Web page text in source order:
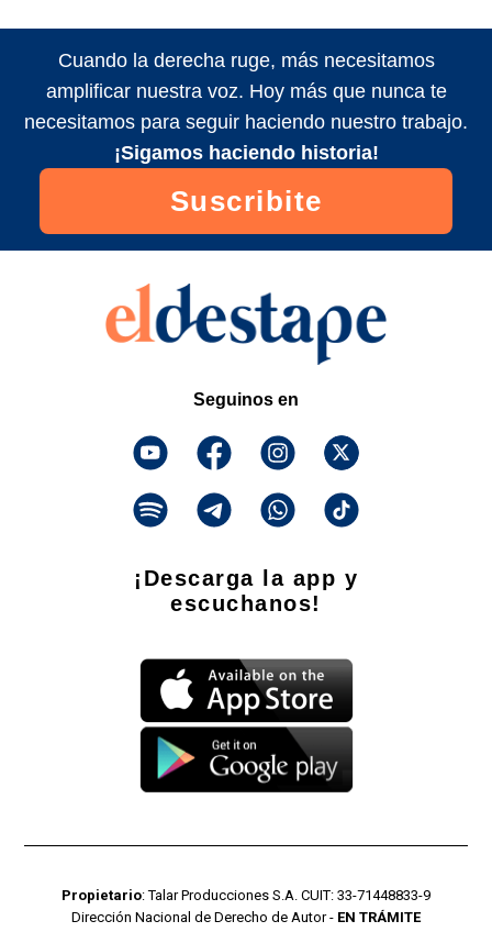
Cuando la derecha ruge, más necesitamos
amplificar nuestra voz. Hoy más que nunca te
necesitamos para seguir haciendo nuestro trabajo.
¡Sigamos haciendo historia!
Suscribite
Seguinos en
¡Descarga la app y
escuchanos!
Propietario: Talar Producciones S.A. CUIT: 33-71448833-9
Dirección Nacional de Derecho de Autor - EN TRÁMITE